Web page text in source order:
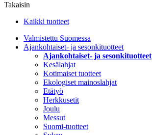
Takaisin
Kaikki tuotteet
Valmistettu Suomessa
Ajankohtaiset- ja sesonkituotteet
Ajankohtaiset- ja sesonkituotteet
Kesälahjat
Kotimaiset tuotteet
Ekologiset mainoslahjat
Etätyö
Herkkusetit
Joulu
Messut
Suomi-tuotteet